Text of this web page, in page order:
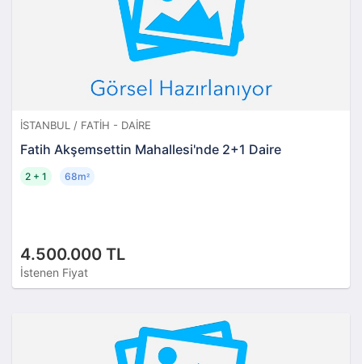
İSTANBUL / FATIH - DAIRE
Fatih Akşemsettin Mahallesi'nde 2+1 Daire
4.500.000 TL
İstenen Fiyat
2 + 1 68m²